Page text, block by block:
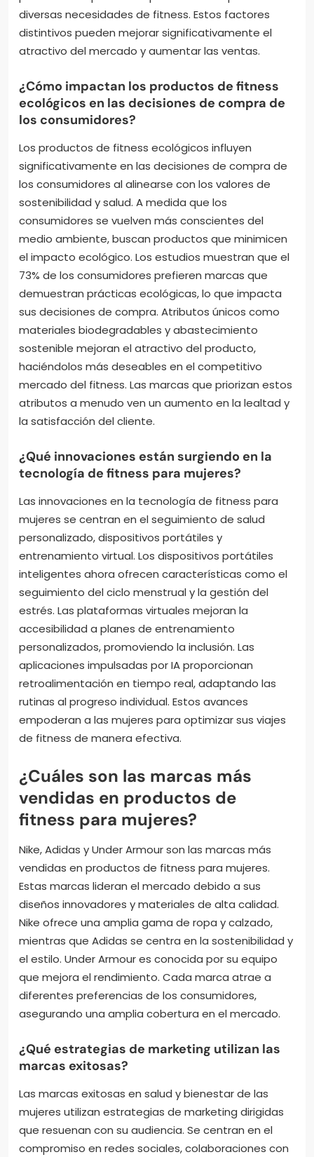
diversas necesidades de fitness. Estos factores
distintivos pueden mejorar significativamente el
atractivo del mercado y aumentar las ventas.
¿Cómo impactan los productos de fitness
ecológicos en las decisiones de compra de
los consumidores?
Los productos de fitness ecológicos influyen
significativamente en las decisiones de compra de
los consumidores al alinearse con los valores de
sostenibilidad y salud. A medida que los
consumidores se vuelven más conscientes del
medio ambiente, buscan productos que minimicen
el impacto ecológico. Los estudios muestran que el
73% de los consumidores prefieren marcas que
demuestran prácticas ecológicas, lo que impacta
sus decisiones de compra. Atributos únicos como
materiales biodegradables y abastecimiento
sostenible mejoran el atractivo del producto,
haciéndolos más deseables en el competitivo
mercado del fitness. Las marcas que priorizan estos
atributos a menudo ven un aumento en la lealtad y
la satisfacción del cliente.
¿Qué innovaciones están surgiendo en la
tecnología de fitness para mujeres?
Las innovaciones en la tecnología de fitness para
mujeres se centran en el seguimiento de salud
personalizado, dispositivos portátiles y
entrenamiento virtual. Los dispositivos portátiles
inteligentes ahora ofrecen características como el
seguimiento del ciclo menstrual y la gestión del
estrés. Las plataformas virtuales mejoran la
accesibilidad a planes de entrenamiento
personalizados, promoviendo la inclusión. Las
aplicaciones impulsadas por IA proporcionan
retroalimentación en tiempo real, adaptando las
rutinas al progreso individual. Estos avances
empoderan a las mujeres para optimizar sus viajes
de fitness de manera efectiva.
¿Cuáles son las marcas más
vendidas en productos de
fitness para mujeres?
Nike, Adidas y Under Armour son las marcas más
vendidas en productos de fitness para mujeres.
Estas marcas lideran el mercado debido a sus
diseños innovadores y materiales de alta calidad.
Nike ofrece una amplia gama de ropa y calzado,
mientras que Adidas se centra en la sostenibilidad y
el estilo. Under Armour es conocida por su equipo
que mejora el rendimiento. Cada marca atrae a
diferentes preferencias de los consumidores,
asegurando una amplia cobertura en el mercado.
¿Qué estrategias de marketing utilizan las
marcas exitosas?
Las marcas exitosas en salud y bienestar de las
mujeres utilizan estrategias de marketing dirigidas
que resuenan con su audiencia. Se centran en el
compromiso en redes sociales, colaboraciones con